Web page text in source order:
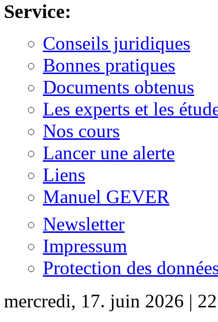
Service:
Conseils juridiques
Bonnes pratiques
Documents obtenus
Les experts et les
Nos cours
Lancer une alerte
Liens
Manuel GEVER
Newsletter
Impressum
Protection des
mercredi, 17. juin 2026 |